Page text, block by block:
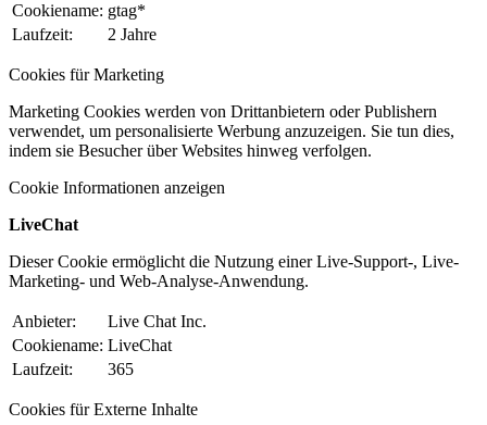
Cookiename: gtag*
Laufzeit:
2 Jahre
Cookies für Marketing
Marketing Cookies werden von Drittanbietern oder Publishern
verwendet, um personalisierte Werbung anzuzeigen. Sie tun dies,
indem sie Besucher über Websites hinweg verfolgen.
Cookie Informationen anzeigen
LiveChat
Dieser Cookie ermöglicht die Nutzung einer Live-Support-, Live-
Marketing- und Web-Analyse-Anwendung.
Anbieter:
Live Chat Inc.
Cookiename: LiveChat
Laufzeit:
365
Cookies für Externe Inhalte